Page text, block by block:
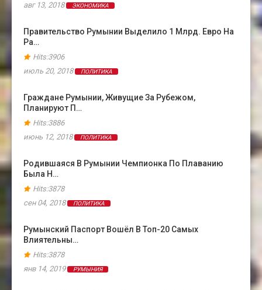
авг 13, 2018
ЭКОНОМИКА
Правительство Румынии Выделило 1 Млрд. Евро На
Ра…
Hits:3906
июль 20, 2018
ПОЛИТИКА
Граждане Румынии, Живущие За Рубежом,
Планируют П…
Hits:3886
июнь 12, 2018
ПОЛИТИКА
Родившаяся В Румынии Чемпионка По Плаванию
Была Н…
Hits:3878
сен 04, 2018
ПОЛИТИКА
Румынский Паспорт Вошёл В Топ-20 Самых
Влиятельны…
Hits:3878
янв 14, 2019
РУМЫНИЯ